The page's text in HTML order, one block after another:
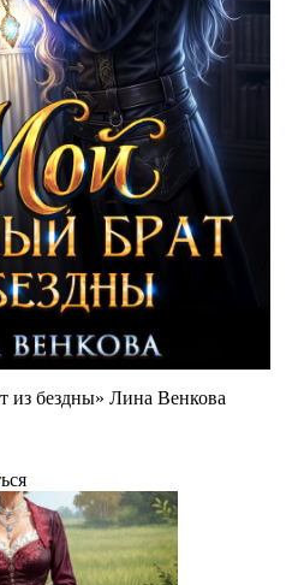
из бездны» Лина Венкова